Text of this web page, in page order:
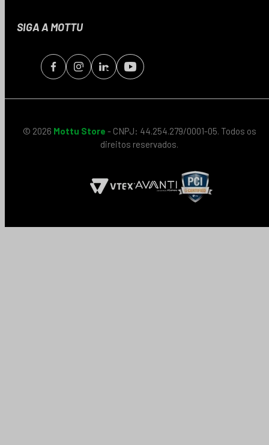
SIGA A MOTTU
© 2026 Mottu Store - CNPJ: 44.254.279/0001-05. Todos os
direitos reservados.